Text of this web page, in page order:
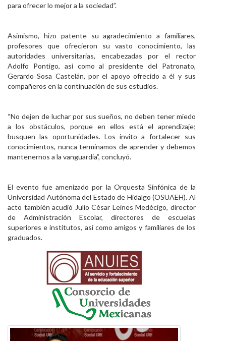
para ofrecer lo mejor a la sociedad”.
Asimismo, hizo patente su agradecimiento a familiares,
profesores que ofrecieron su vasto conocimiento, las
autoridades universitarias, encabezadas por el rector
Adolfo Pontigo, así como al presidente del Patronato,
Gerardo Sosa Castelán, por el apoyo ofrecido a él y sus
compañeros en la continuación de sus estudios.
“No dejen de luchar por sus sueños, no deben tener miedo
a los obstáculos, porque en ellos está el aprendizaje;
busquen las oportunidades. Los invito a fortalecer sus
conocimientos, nunca terminamos de aprender y debemos
mantenernos a la vanguardia”, concluyó.
El evento fue amenizado por la Orquesta Sinfónica de la
Universidad Autónoma del Estado de Hidalgo (OSUAEH). Al
acto también acudió Julio César Leines Medécigo, director
de Administración Escolar, directores de escuelas
superiores e institutos, así como amigos y familiares de los
graduados.